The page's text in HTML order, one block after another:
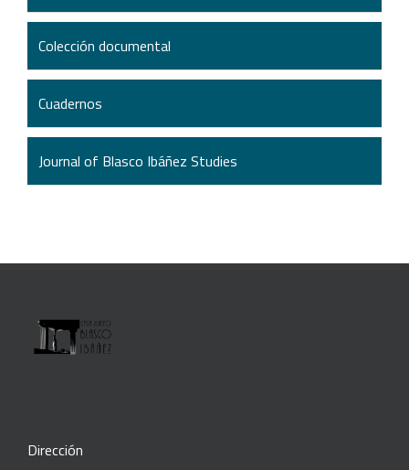
Colección documental
Cuadernos
Journal of Blasco Ibáñez Studies
Dirección